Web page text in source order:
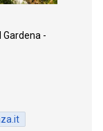
Gardena -